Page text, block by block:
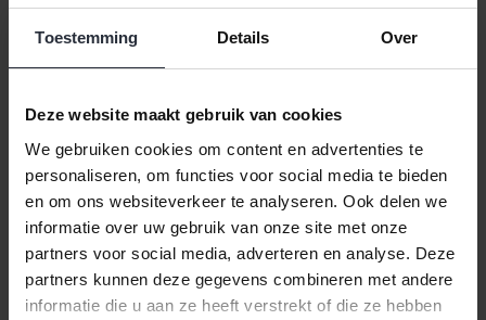
Toestemming Details Over
Deze website maakt gebruik van cookies
We gebruiken cookies om content en advertenties te
personaliseren, om functies voor social media te bieden
en om ons websiteverkeer te analyseren. Ook delen we
informatie over uw gebruik van onze site met onze
partners voor social media, adverteren en analyse. Deze
partners kunnen deze gegevens combineren met andere
informatie die u aan ze heeft verstrekt of die ze hebben
Veilig achteraf betalen, tot 14 dagen na aankoop
Gratis verzending vanaf €60,=
Naam oplopend